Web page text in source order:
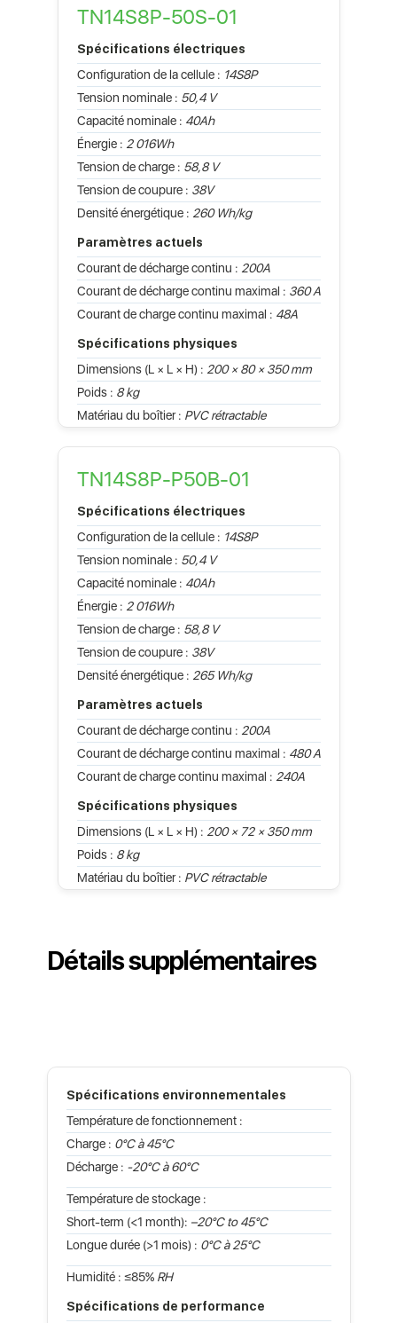
TN14S8P-50S-01
Spécifications électriques
Configuration de la cellule : 14S8P
Tension nominale : 50,4 V
Capacité nominale : 40Ah
Énergie : 2 016Wh
Tension de charge : 58,8 V
Tension de coupure : 38V
Densité énergétique : 260 Wh/kg
Paramètres actuels
Courant de décharge continu : 200A
Courant de décharge continu maximal : 360 A
Courant de charge continu maximal : 48A
Spécifications physiques
Dimensions (L × L × H) : 200 × 80 × 350 mm
Poids : 8 kg
Matériau du boîtier : PVC rétractable
TN14S8P-P50B-01
Spécifications électriques
Configuration de la cellule : 14S8P
Tension nominale : 50,4 V
Capacité nominale : 40Ah
Énergie : 2 016Wh
Tension de charge : 58,8 V
Tension de coupure : 38V
Densité énergétique : 265 Wh/kg
Paramètres actuels
Courant de décharge continu : 200A
Courant de décharge continu maximal : 480 A
Courant de charge continu maximal : 240A
Spécifications physiques
Dimensions (L × L × H) : 200 × 72 × 350 mm
Poids : 8 kg
Matériau du boîtier : PVC rétractable
Détails supplémentaires
Spécifications environnementales
Température de fonctionnement :
Charge : 0°C à 45°C
Décharge : -20°C à 60°C
Température de stockage :
Short-term (<1 month): –20°C to 45°C
Longue durée (>1 mois) : 0°C à 25°C
Humidité : ≤85% RH
Spécifications de performance